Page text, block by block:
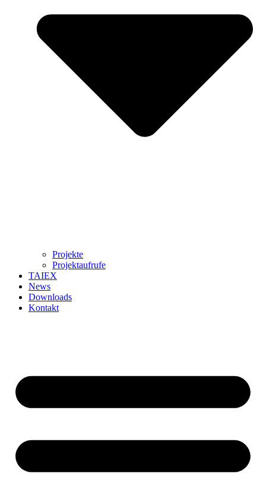
Projekte
Projektaufrufe
TAIEX
News
Downloads
Kontakt